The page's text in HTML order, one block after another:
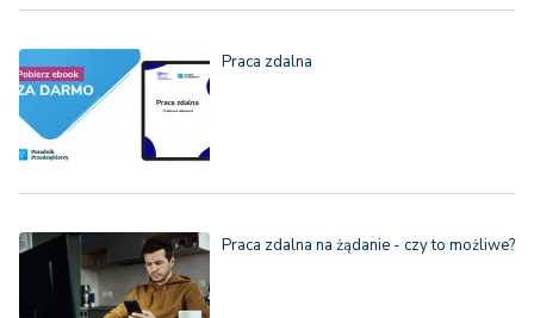
Praca zdalna
Praca zdalna na żądanie - czy to możliwe?